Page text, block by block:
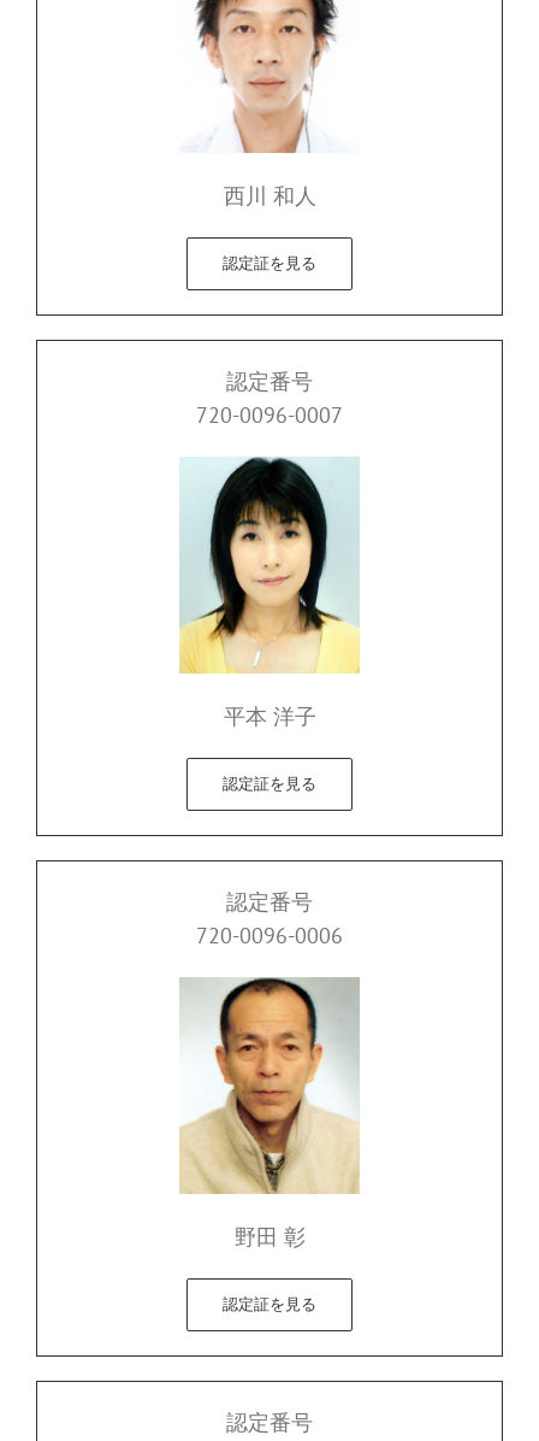
西川 和人
認定証を見る
認定番号
720-0096-0007
平本 洋子
認定証を見る
認定番号
720-0096-0006
野田 彰
認定証を見る
認定番号